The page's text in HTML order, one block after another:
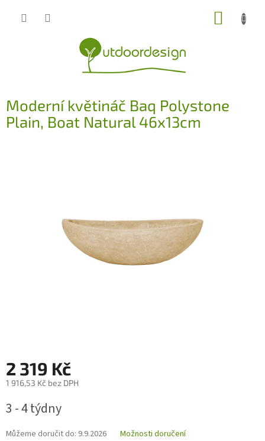
Moderní květináč Baq Polystone
Plain, Boat Natural 46x13cm
2 319 Kč
1 916,53 Kč bez DPH
cena:
3 - 4 týdny
Můžeme doručit do: 9.9.2026 Možnosti doručení